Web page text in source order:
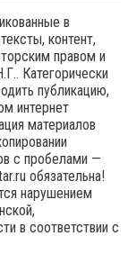
в
контент,
правом и
Категорически
публикацию,
интернет
материалов
с пробелами —
обязательна!
нарушением
в соответствии с